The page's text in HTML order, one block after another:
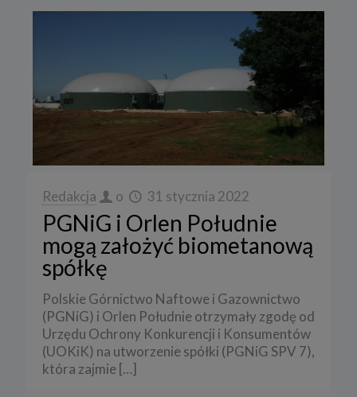
Redakcja o 31 stycznia 2022
PGNiG i Orlen Południe
mogą założyć biometanową
spółkę
Polskie Górnictwo Naftowe i Gazownictwo
(PGNiG) i Orlen Południe otrzymały zgodę od
Urzędu Ochrony Konkurencji i Konsumentów
(UOKiK) na utworzenie spółki (PGNiG SPV 7),
która zajmie[…]